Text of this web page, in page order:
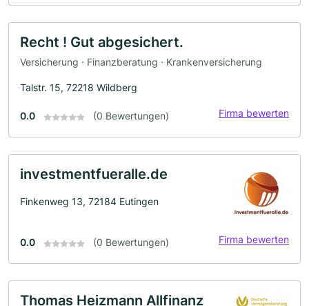
Recht ! Gut abgesichert.
Versicherung · Finanzberatung · Krankenversicherung
Talstr. 15, 72218 Wildberg
0.0 (0 Bewertungen) Firma bewerten
investmentfueralle.de
Finkenweg 13, 72184 Eutingen
0.0 (0 Bewertungen) Firma bewerten
Thomas Heizmann Allfinanz